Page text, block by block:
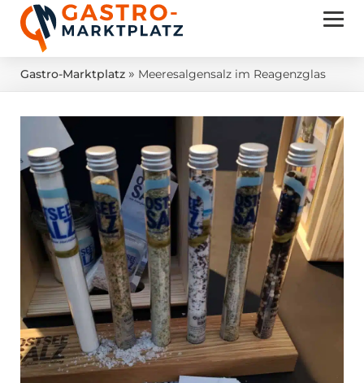
Gastro-Marktplatz » Meeresalgensalz im Reagenzglas